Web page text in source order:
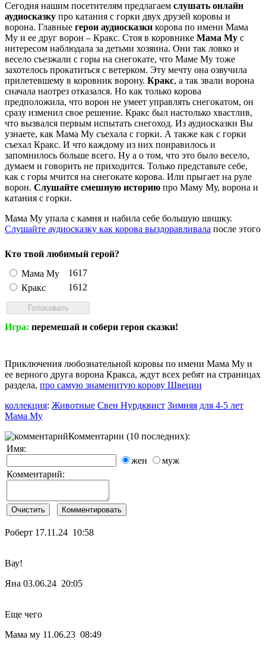
Сегодня нашим посетителям предлагаем слушать онлайн
аудиосказку про катания с горки двух друзей коровы и
ворона. Главные герои аудиосказки корова по имени Мама
Му и ее друг ворон – Кракс. Стоя в коровнике Мама Му с
интересом наблюдала за детьми хозяина. Они так ловко и
весело съезжали с горы на снегокате, что Маме Му тоже
захотелось прокатиться с ветерком. Эту мечту она озвучила
прилетевшему в коровник ворону. Кракс, а так звали ворона
сначала наотрез отказался. Но как только корова
предположила, что ворон не умеет управлять снегокатом, он
сразу изменил свое решение. Кракс был настолько хвастлив,
что вызвался первым испытать снегоход. Из аудиосказки Вы
узнаете, как Мама Му съехала с горки. А также как с горки
съехал Кракс. И что каждому из них понравилось и
запомнилось больше всего. Ну а о том, что это было весело,
думаем и говорить не приходится. Только представьте себе,
как с горы мчится на снегокате корова. Или прыгает на руле
ворон. Слушайте смешную историю про Маму Му, ворона и
катания с горки.
Мама Му упала с камня и набила себе большую шишку.
Слушайте аудиосказку как корова выздоравливала после этого
Кто твой любимый герой?
Мама Му
1617
Кракс
1612
Игра: перемешай и собери героя сказки!
Приключения любознательной коровы по имени Мама Му и
ее верного друга ворона Кракса, ждут всех ребят на страницах
раздела, про самую знаменитую корову Швеции
коллекция: Животные Свен Нурдквист Зимняя для 4-5 лет
Мама Му
Комментарии (10 последних):
Имя:
жен
муж
Комментарий:
Роберт 17.11.24 10:58
Вау!
Яна 03.06.24 20:05
Еще чего
Мама му 11.06.23 08:49